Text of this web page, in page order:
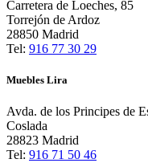
Carretera de Loeches, 85
Torrejón de Ardoz
28850 Madrid
Tel: 916 77 30 29
Muebles Lira
Avda. de los Principes de
Coslada
28823 Madrid
Tel: 916 71 50 46